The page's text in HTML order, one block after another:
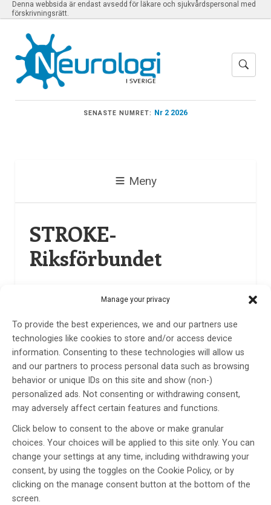
Manage your privacy
To provide the best experiences, we and our partners use
technologies like cookies to store and/or access device
information. Consenting to these technologies will allow us
and our partners to process personal data such as browsing
behavior or unique IDs on this site and show (non-)
personalized ads. Not consenting or withdrawing consent,
may adversely affect certain features and functions.
Click below to consent to the above or make granular
choices. Your choices will be applied to this site only. You can
change your settings at any time, including withdrawing your
consent, by using the toggles on the Cookie Policy, or by
clicking on the manage consent button at the bottom of the
screen.
Denna webbsida är endast avsedd för läkare och sjukvårdspersonal med
förskrivningsrätt.
SENASTE NUMRET: Nr 2 2026
Meny
STROKE-
Riksförbundet
frågor och oro!
AvSTROKE-Riksförbundet
21 jan 2021
Etiketter:Debatt,Stroke,STROKE-Riksförbundet
I en debattartikel lyfter 18 överläkare och andra
verksamma inom neurologisk vård på Karolinska
universitetssjukhuset flera varnande fingrar för att
bland annat strokevården är hotad på grund av en
planerad omstrukturering. Dessa varnande fingrar tar
STROKE-Riksförbundet på allvar.